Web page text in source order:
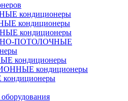
кондиционеры
кондиционеры
кондиционеры
ПОТОЛОЧНЫЕ
кондиционеры
кондиционеры